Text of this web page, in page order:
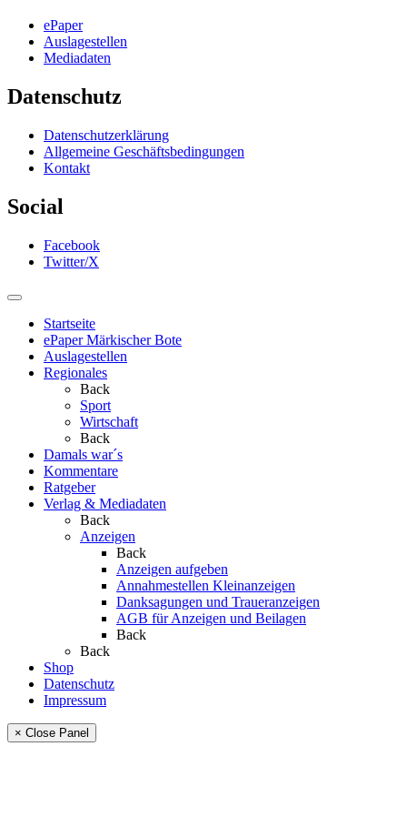
ePaper
Auslagestellen
Mediadaten
Datenschutz
Datenschutzerklärung
Allgemeine Geschäftsbedingungen
Kontakt
Social
Facebook
Twitter/X
Startseite
ePaper Märkischer Bote
Auslagestellen
Regionales
Back
Sport
Wirtschaft
Back
Damals war´s
Kommentare
Ratgeber
Verlag & Mediadaten
Back
Anzeigen
Back
Anzeigen aufgeben
Annahmestellen Kleinanzeigen
Danksagungen und Traueranzeigen
AGB für Anzeigen und Beilagen
Back
Back
Shop
Datenschutz
Impressum
× Close Panel